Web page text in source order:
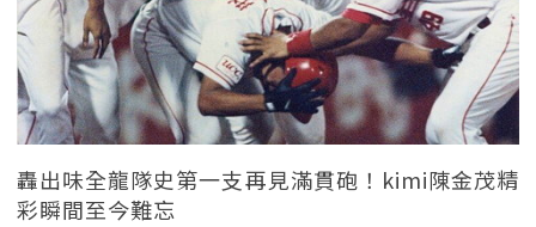
轟出味全龍隊史第一支再見滿貫砲！kimi陳金茂精
彩瞬間至今難忘